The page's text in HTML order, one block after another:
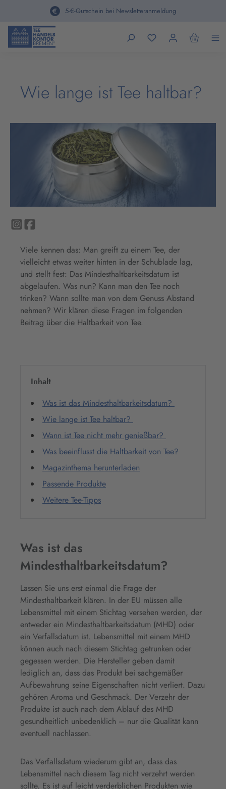
5-€-Gutschein bei Newsletteranmeldung
Wie lange ist Tee haltbar?
Viele kennen das: Man greift zu einem Tee, der
vielleicht etwas weiter hinten in der Schublade lag,
und stellt fest: Das Mindesthaltbarkeitsdatum ist
abgelaufen. Was nun? Kann man den Tee noch
trinken? Wann sollte man von dem Genuss Abstand
nehmen? Wir klären diese Fragen im folgenden
Beitrag über die Haltbarkeit von Tee.
Inhalt
Was ist das Mindesthaltbarkeitsdatum?
Wie lange ist Tee haltbar?
Wann ist Tee nicht mehr genießbar?
Was beeinflusst die Haltbarkeit von Tee?
Magazinthema herunterladen
Passende Produkte
Weitere Tee-Tipps
Was ist das
Mindesthaltbarkeitsdatum?
Lassen Sie uns erst einmal die Frage der
Mindesthaltbarkeit klären. In der EU müssen alle
Lebensmittel mit einem Stichtag versehen werden, der
entweder ein Mindesthaltbarkeitsdatum (MHD) oder
ein Verfallsdatum ist. Lebensmittel mit einem MHD
können auch nach diesem Stichtag getrunken oder
gegessen werden. Die Hersteller geben damit
lediglich an, dass das Produkt bei sachgemäßer
Aufbewahrung seine Eigenschaften nicht verliert. Dazu
gehören Aroma und Geschmack. Der Verzehr der
Produkte ist auch nach dem Ablauf des MHD
gesundheitlich unbedenklich – nur die Qualität kann
eventuell nachlassen.
Das Verfallsdatum wiederum gibt an, dass das
Lebensmittel nach diesem Tag nicht verzehrt werden
sollte. Es ist auf leicht verderblichen Produkten wie